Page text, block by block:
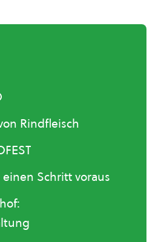
Rindfleisch
Schritt voraus